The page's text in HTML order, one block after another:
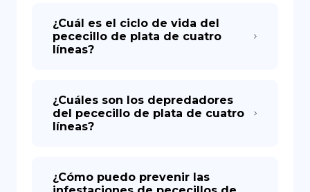
¿Cuál es el ciclo de vida del
pececillo de plata de cuatro
líneas?
¿Cuáles son los depredadores
del pececillo de plata de cuatro
líneas?
¿Cómo puedo prevenir las